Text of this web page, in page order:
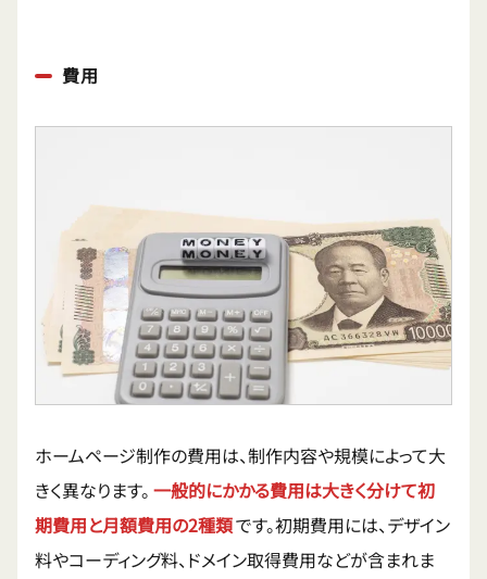
費用
ホームページ制作の費用は、制作内容や規模によって大
きく異なります。 一般的にかかる費用は大きく分けて初
期費用と月額費用の2種類です。初期費用には、デザイン
料やコーディング料、ドメイン取得費用などが含まれま